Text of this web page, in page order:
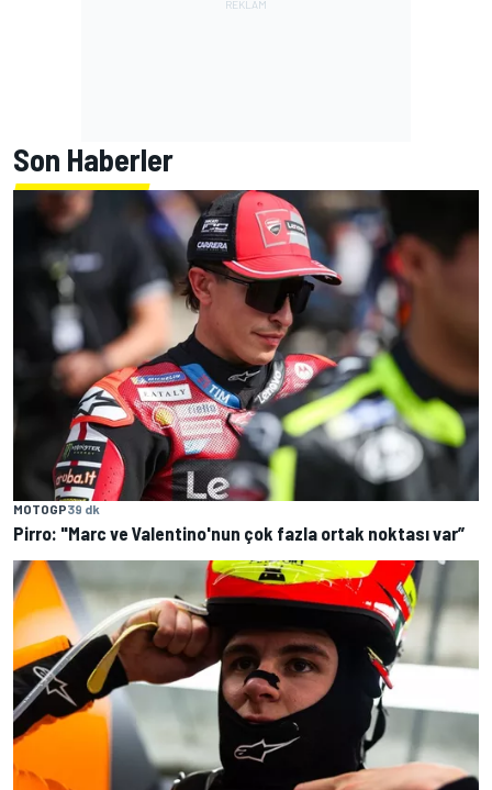
Son Haberler
MOTOGP39 dk
Pirro: "Marc ve Valentino'nun çok fazla ortak noktası var”